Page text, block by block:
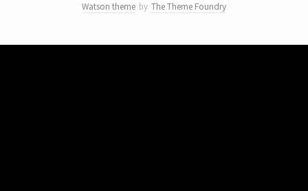
Watson theme by The Theme Foundry